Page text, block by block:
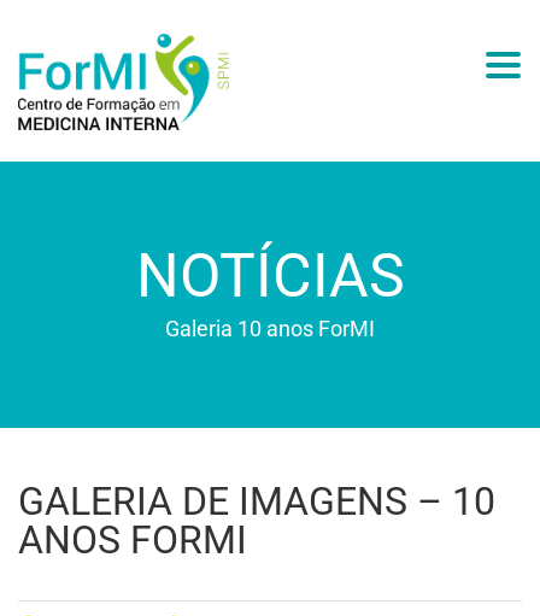
NOTÍCIAS
Galeria 10 anos ForMI
GALERIA DE IMAGENS – 10
ANOS FORMI